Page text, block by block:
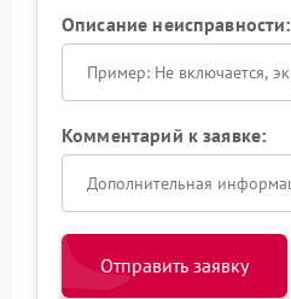
Описание неисправности:
Комментарий к заявке:
Отправить заявку